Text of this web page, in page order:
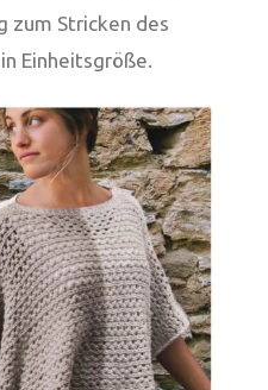
zum Stricken des
Einheitsgröße.